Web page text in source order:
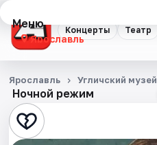
Концерты Театр
Меню
Ярославль
Концерты
Театр
Стендап
Ночной режим
Ярославль Угличский музей